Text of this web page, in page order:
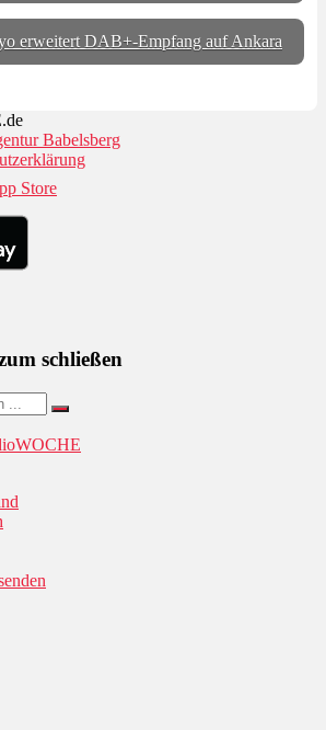
erweitert DAB+-Empfang auf Ankara
Babelsberg
schließen